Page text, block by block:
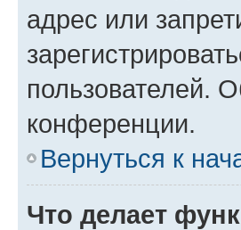
адрес или
пользователей.
конференции.
Вернуться к
Что делает